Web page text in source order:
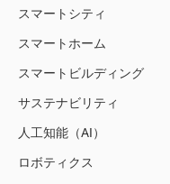
スマートシティ
スマートホーム
スマートビルディング
サステナビリティ
人工知能（AI）
ロボティクス